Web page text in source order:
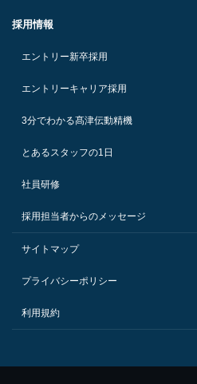
採用情報
エントリー新卒採用
エントリーキャリア採用
3分でわかる髙津伝動精機
とあるスタッフの1日
社員研修
採用担当者からのメッセージ
サイトマップ
プライバシーポリシー
利用規約